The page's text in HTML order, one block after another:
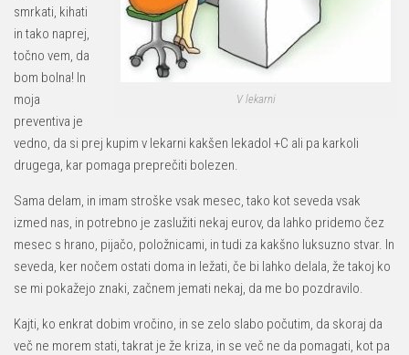
V lekarni
smrkati, kihati
in tako naprej,
točno vem, da
bom bolna! In
moja
preventiva je
vedno, da si prej kupim v lekarni kakšen lekadol +C ali pa karkoli
drugega, kar pomaga preprečiti bolezen.
Sama delam, in imam stroške vsak mesec, tako kot seveda vsak
izmed nas, in potrebno je zaslužiti nekaj eurov, da lahko pridemo čez
mesec s hrano, pijačo, položnicami, in tudi za kakšno luksuzno stvar. In
seveda, ker nočem ostati doma in ležati, če bi lahko delala, že takoj ko
se mi pokažejo znaki, začnem jemati nekaj, da me bo pozdravilo.
Kajti, ko enkrat dobim vročino, in se zelo slabo počutim, da skoraj da
več ne morem stati, takrat je že kriza, in se več ne da pomagati, kot pa